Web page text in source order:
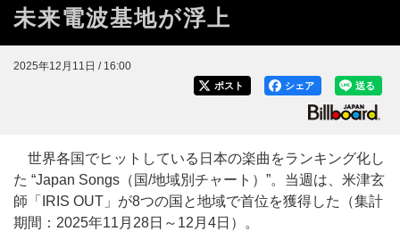
未来電波基地が浮上
2025年12月11日 / 16:00
送る
シェア
ポスト
世界各国でヒットしている日本の楽曲をランキング化し
た “Japan Songs（国/地域別チャート）”。当週は、米津玄
師「IRIS OUT」が8つの国と地域で首位を獲得した（集計
期間：2025年11月28日～12月4日）。